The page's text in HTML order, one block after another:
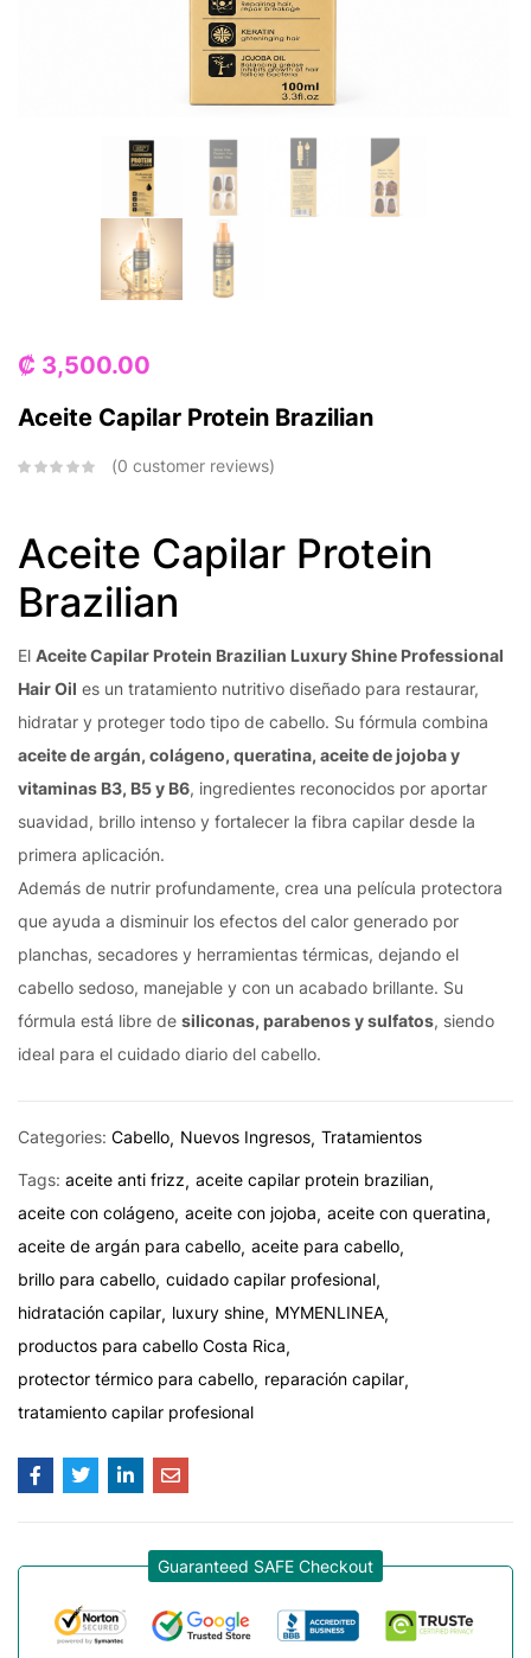
₡ 3,500.00
Aceite Capilar Protein Brazilian
0 customer reviews
Aceite Capilar Protein
Brazilian
El Aceite Capilar Protein Brazilian Luxury Shine Professional
Hair Oil es un tratamiento nutritivo diseñado para restaurar,
hidratar y proteger todo tipo de cabello. Su fórmula combina
aceite de argán, colágeno, queratina, aceite de jojoba y
vitaminas B3, B5 y B6, ingredientes reconocidos por aportar
suavidad, brillo intenso y fortalecer la fibra capilar desde la
primera aplicación.
Además de nutrir profundamente, crea una película protectora
que ayuda a disminuir los efectos del calor generado por
planchas, secadores y herramientas térmicas, dejando el
cabello sedoso, manejable y con un acabado brillante. Su
fórmula está libre de siliconas, parabenos y sulfatos, siendo
ideal para el cuidado diario del cabello.
Categories: Cabello Nuevos Ingresos Tratamientos
Tags: aceite anti frizz aceite capilar protein brazilian
aceite con colágeno aceite con jojoba aceite con queratina
aceite de argán para cabello aceite para cabello
brillo para cabello cuidado capilar profesional
hidratación capilar luxury shine MYMENLINEA
productos para cabello Costa Rica
protector térmico para cabello reparación capilar
tratamiento capilar profesional
Guaranteed SAFE Checkout